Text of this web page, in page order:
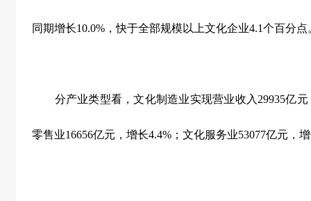
同期增长10.0% ，快于全部规模以上文化企业4.1个百分点
分产业类型看，文化制造业实现营业收入 29935亿元
零售业16656亿元，增长4.4% ；文化服务业53077亿元，